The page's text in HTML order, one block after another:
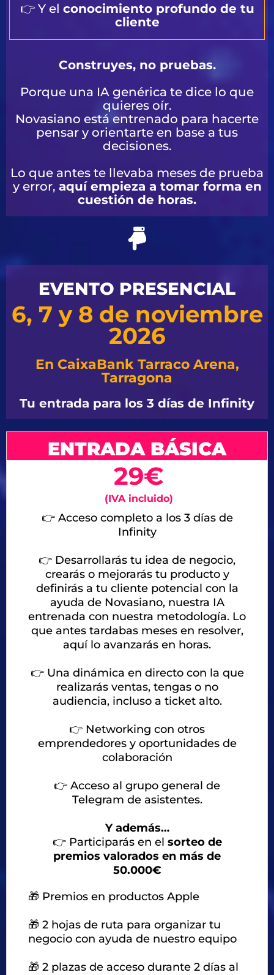
👉 Y el conocimiento profundo de tu
cliente
Construyes, no pruebas.
Porque una IA genérica te dice lo que
quieres oír.
Novasiano está entrenado para hacerte
pensar y orientarte en base a tus
decisiones.
Lo que antes te llevaba meses de prueba
y error, aquí empieza a tomar forma en
cuestión de horas.
EVENTO PRESENCIAL
6, 7 y 8 de noviembre
2026
En CaixaBank Tarraco Arena,
Tarragona
Tu entrada para los 3 días de Infinity
ENTRADA BÁSICA
29€
(IVA incluido)
👉 Acceso completo a los 3 días de
Infinity
👉 Desarrollarás tu idea de negocio,
crearás o mejorarás tu producto y
definirás a tu cliente potencial con la
ayuda de Novasiano, nuestra IA
entrenada con nuestra metodología. Lo
que antes tardabas meses en resolver,
aquí lo avanzarás en horas.
👉 Una dinámica en directo con la que
realizarás ventas, tengas o no
audiencia, incluso a ticket alto.
👉 Networking con otros
emprendedores y oportunidades de
colaboración
👉 Acceso al grupo general de
Telegram de asistentes.
Y además…
👉 Participarás en el sorteo de
premios valorados en más de
50.000€
🎁 Premios en productos Apple
🎁 2 hojas de ruta para organizar tu
negocio con ayuda de nuestro equipo
🎁 2 plazas de acceso durante 2 días al